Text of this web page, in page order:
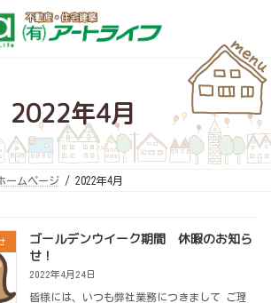
2022年4月
ームページ 2022年4月
ゴールデンウイーク期間 休暇のお知ら
せ！
2022年4月24日
皆様には、いつも弊社業務につきまして ご理